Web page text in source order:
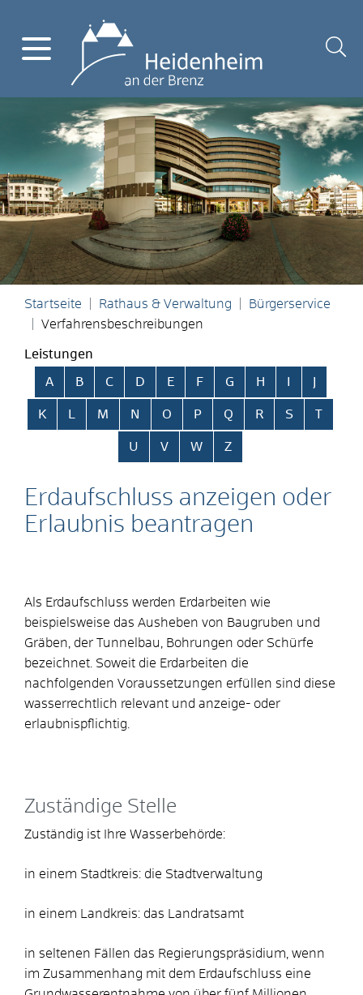
Startseite Rathaus & Verwaltung
Bürgerservice
Verfahrensbeschreibungen
Leistungen
Alphabetisches Register überspringen
A B C D E F G H
K L M N O P Q R S T
U V W Z
Erdaufschluss anzeigen oder
Erlaubnis beantragen
Als Erdaufschluss werden Erdarbeiten wie
beispielsweise das Ausheben von Baugruben und
Gräben, der Tunnelbau, Bohrungen oder Schürfe
bezeichnet. Soweit die Erdarbeiten die
nachfolgenden Voraussetzungen erfüllen sind diese
wasserrechtlich relevant und anzeige- oder
erlaubnispflichtig.
Zuständige Stelle
Zuständig ist Ihre Wasserbehörde:
in einem Stadtkreis: die Stadtverwaltung
in einem Landkreis: das Landratsamt
in seltenen Fällen das Regierungspräsidium, wenn
im Zusammenhang mit dem Erdaufschluss eine